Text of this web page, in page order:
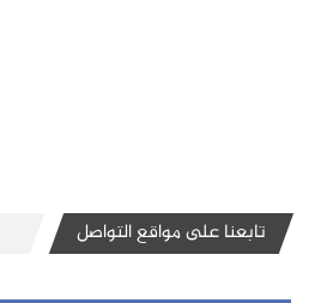
تابعنا على مواقع التواصل